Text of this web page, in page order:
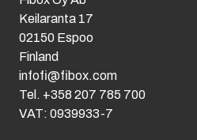
Keilaranta 17
02150 Espoo
Finland
infofi@fibox.com
Tel. +358 207 785 700
VAT: 0939933-7